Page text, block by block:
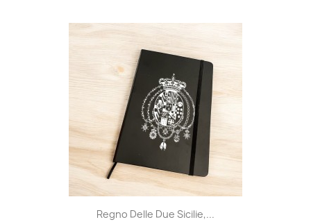
Regno Delle Due Sicilie,...